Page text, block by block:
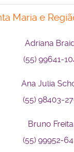
Maria e
Adriana
(55) 99641-
Ana Julia
(55) 98403-
Bruno
(55) 99952-